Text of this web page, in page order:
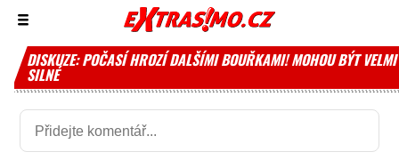
Zobrazit/skrýt
DISKUZE: POČASÍ HROZÍ DALŠÍMI BOUŘKAMI! MOHOU BÝT VELMI
SILNÉ